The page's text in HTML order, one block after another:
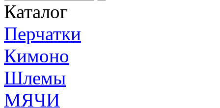
Каталог
Перчатки
Кимоно
Шлемы
МЯЧИ